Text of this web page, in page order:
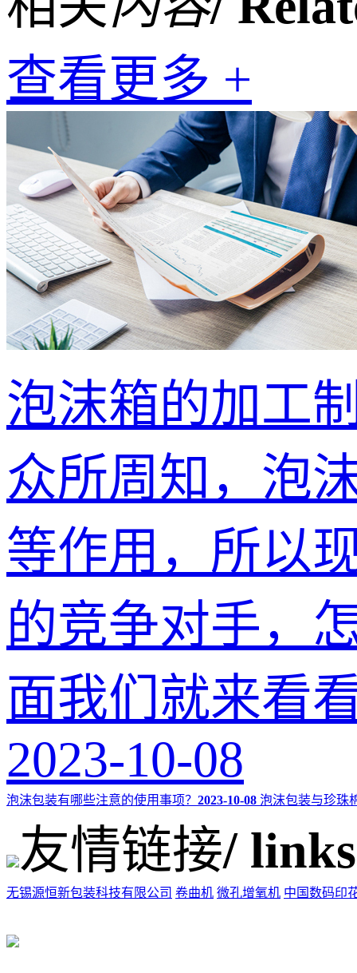
查看更多 +
泡沫箱的加工
众所周知，泡
等作用，所以
的竞争对手，
面我们就来看
2023-10-08
泡沫包装有哪些注意的使用事项？ 2023-10-08 泡沫包装与珍珠
友情链接/ links
无锡源恒新包装科技有限公司 卷曲机 微孔增氧机 中国数码印